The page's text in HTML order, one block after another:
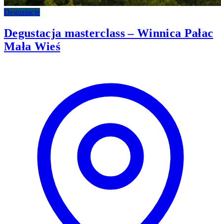
Degustacje
Degustacja masterclass – Winnica Pałac
Mała Wieś